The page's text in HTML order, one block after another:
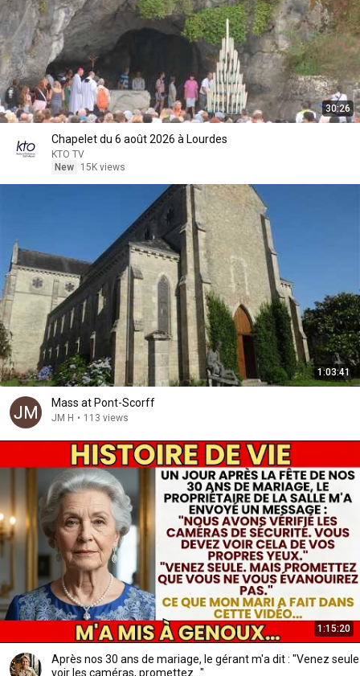
30:26
Chapelet du 6 août 2026 à Lourdes
KTO TV
New
15K views
1:03:41
Mass at Pont-Scorff
JM H • 113 views
1:15:20
Après nos 30 ans de mariage, le gérant m'a dit : "Venez seule
voir les caméras, promettez..."